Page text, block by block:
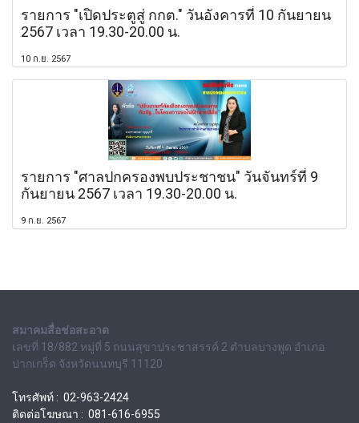
รายการ "เปิดประตูสู่ กกต." วันอังคารที่ 10 กันยายน
2567 เวลา 19.30-20.00 น.
10 ก.ย. 2567
รายการ "ศาลปกครองพบประชาชน" วันจันทร์ที่ 9
กันยายน 2567 เวลา 19.30-20.00 น.
9 ก.ย. 2567
สมาคมสื่อช่อสะอาด
เลขที่ 18/882 หมู่ที่ 5 ถนนสุขาประชาสรรค์ 2 ตำบลบางพูด อำเภอ
ปากเกร็ด จังหวัดนนทบุรี 11120
โทรศัพท์ : 02-963-2424
ติดต่อโฆษณา : 081-616-6955